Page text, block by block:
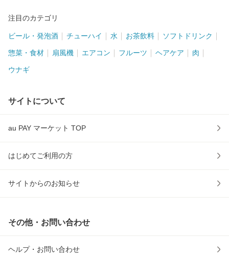
注目のカテゴリ
ビール・発泡酒 チューハイ 水 お茶飲料 ソフトドリンク
惣菜・食材 扇風機 エアコン フルーツ ヘアケア 肉
ウナギ
サイトについて
au PAY マーケット TOP
はじめてご利用の方
サイトからのお知らせ
その他・お問い合わせ
ヘルプ・お問い合わせ